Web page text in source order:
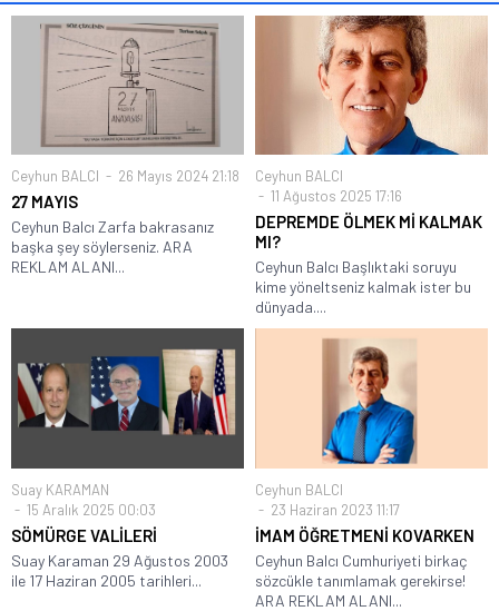
Ceyhun BALCI 26 Mayıs 2024 21:18
27 MAYIS
Ceyhun Balcı Zarfa bakrasanız
başka şey söylerseniz. ARA
REKLAM ALANI...
Ceyhun BALCI
11 Ağustos 2025 17:16
DEPREMDE ÖLMEK Mİ KALMAK
MI?
Ceyhun Balcı Başlıktaki soruyu
kime yöneltseniz kalmak ister bu
dünyada....
Suay KARAMAN
15 Aralık 2025 00:03
SÖMÜRGE VALİLERİ
Suay Karaman 29 Ağustos 2003
ile 17 Haziran 2005 tarihleri...
Ceyhun BALCI
23 Haziran 2023 11:17
İMAM ÖĞRETMENİ KOVARKEN
Ceyhun Balcı Cumhuriyeti birkaç
sözcükle tanımlamak gerekirse!
ARA REKLAM ALANI...